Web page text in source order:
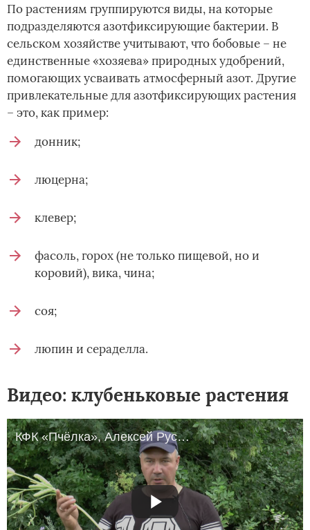
По растениям группируются виды, на которые
подразделяются азотфиксирующие бактерии. В
сельском хозяйстве учитывают, что бобовые – не
единственные «хозяева» природных удобрений,
помогающих усваивать атмосферный азот. Другие
привлекательные для азотфиксирующих растения
– это, как пример:
донник;
люцерна;
клевер;
фасоль, горох (не только пищевой, но и
коровий), вика, чина;
соя;
люпин и сераделла.
Видео: клубеньковые растения
КФК «Пчёлка», Алексей Руссков о благотворном влиянии клубеньковых бактерий на выращивание люпинов